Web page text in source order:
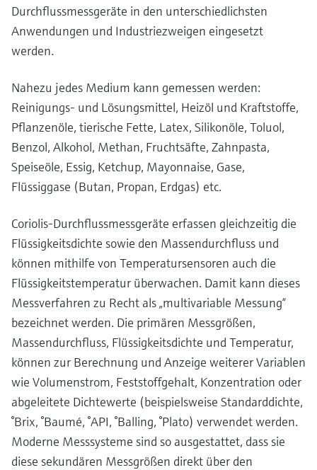
Durchflussmessgeräte in den unterschiedlichsten
Anwendungen und Industriezweigen eingesetzt
werden.
Nahezu jedes Medium kann gemessen werden:
Reinigungs- und Lösungsmittel, Heizöl und Kraftstoffe,
Pflanzenöle, tierische Fette, Latex, Silikonöle, Toluol,
Benzol, Alkohol, Methan, Fruchtsäfte, Zahnpasta,
Speiseöle, Essig, Ketchup, Mayonnaise, Gase,
Flüssiggase (Butan, Propan, Erdgas) etc.
Coriolis-Durchflussmessgeräte erfassen gleichzeitig die
Flüssigkeitsdichte sowie den Massendurchfluss und
können mithilfe von Temperatursensoren auch die
Flüssigkeitstemperatur überwachen. Damit kann dieses
Messverfahren zu Recht als „multivariable Messung“
bezeichnet werden. Die primären Messgrößen,
Massendurchfluss, Flüssigkeitsdichte und Temperatur,
können zur Berechnung und Anzeige weiterer Variablen
wie Volumenstrom, Feststoffgehalt, Konzentration oder
abgeleitete Dichtewerte (beispielsweise Standarddichte,
°Brix, °Baumé, °API, °Balling, °Plato) verwendet werden.
Moderne Messsysteme sind so ausgestattet, dass sie
diese sekundären Messgrößen direkt über den